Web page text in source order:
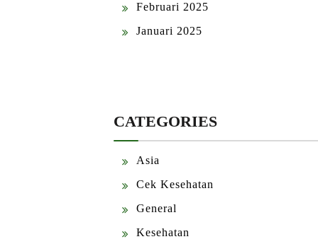
Februari 2025
Januari 2025
CATEGORIES
Asia
Cek Kesehatan
General
Kesehatan